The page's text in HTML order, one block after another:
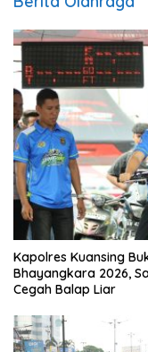
Kapolres Kuansing
Bhayangkara 2026,
Cegah Balap Liar